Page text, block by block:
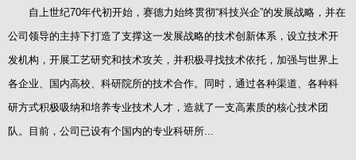
自上世纪70年代初开始，赛德力始终贯彻“科技兴企”的发展战略，并在
公司领导的主持下打造了支撑这一发展战略的技术创新体系，设立技术开
发机构，开展工艺研究和技术攻关，并积极寻找技术依托，加强与世界上
各企业、国内高校、科研院所的技术合作。同时，通过各种渠道、各种科
研方式积极吸纳和培养专业技术人才，造就了一支高素质的核心技术团
队。目前，公司已设有个国内的专业科研所...